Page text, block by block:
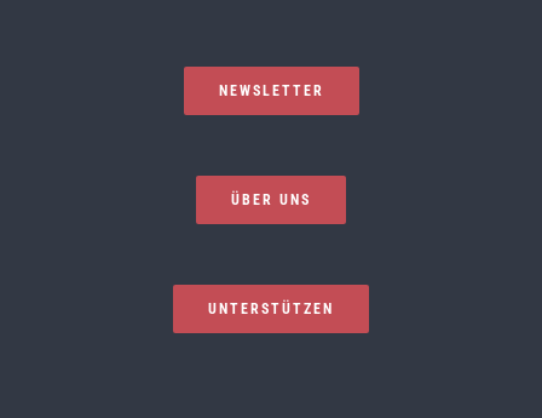
NEWSLETTER
ÜBER UNS
UNTERSTÜTZEN